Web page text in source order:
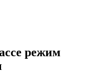
режим